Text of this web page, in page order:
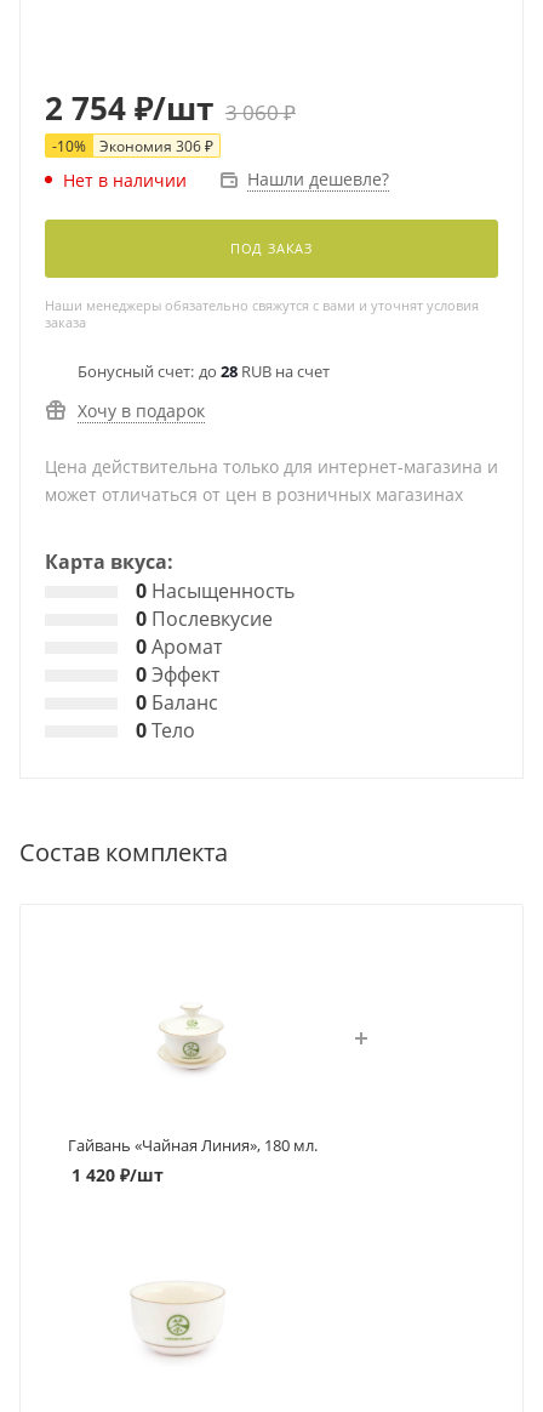
2 754₽/шт 3 060₽
-10% Экономия 306₽
Нет в наличии Нашли дешевле?
ПОД ЗАКАЗ
Наши менеджеры обязательно свяжутся с вами и уточнят условия
заказа
Бонусный счет: до 28 RUB на счет
Хочу в подарок
Цена действительна только для интернет-магазина и
может отличаться от цен в розничных магазинах
Карта вкуса:
0 Насыщенность
0 Послевкусие
0Аромат
0Эффект
0 Баланс
0Тело
Состав комплекта
Гайвань «Чайная Линия», 180 мл.
1 420₽/шт